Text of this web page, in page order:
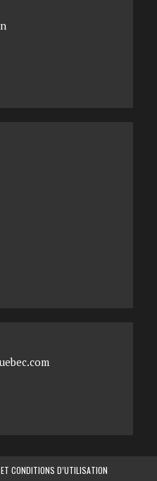
CONDITIONS D’UTILISATION